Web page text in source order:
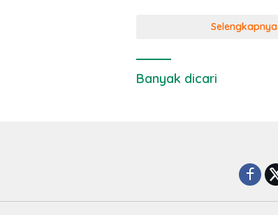
Selengkapnya
Banyak dicari